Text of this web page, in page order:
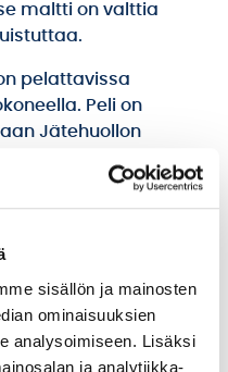
sisällön ja mainosten
ominaisuuksien
analysoimiseen. Lisäksi
ja analytiikka-
maltti on valttia
pelattavissa
Peli on
Jätehuollon
Pelisivuilla voi testata
tai porukan